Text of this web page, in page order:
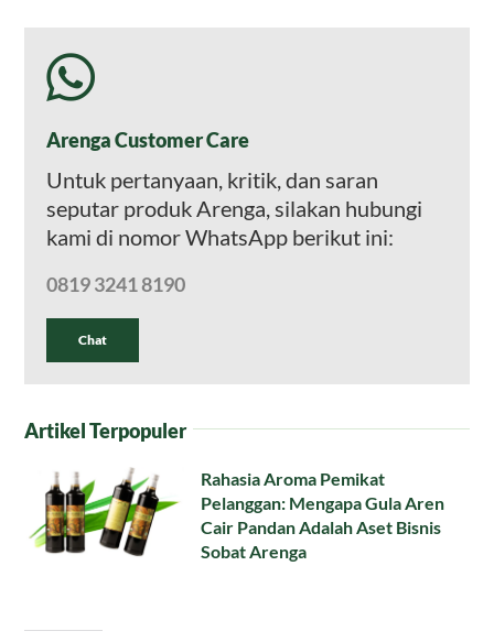
Arenga Customer Care
Untuk pertanyaan, kritik, dan saran
seputar produk Arenga, silakan hubungi
kami di nomor WhatsApp berikut ini:
0819 3241 8190
Chat
Artikel Terpopuler
Rahasia Aroma Pemikat
Pelanggan: Mengapa Gula Aren
Cair Pandan Adalah Aset Bisnis
Sobat Arenga